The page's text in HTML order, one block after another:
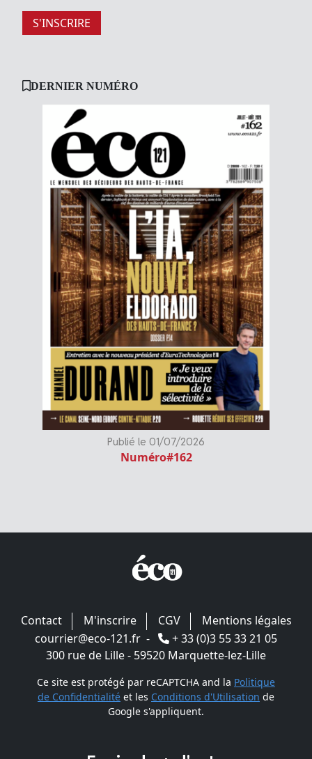
S'INSCRIRE
DERNIER NUMÉRO
Publié le 01/07/2026
Numéro#162
Contact M'inscrire CGV
Mentions légales
courrier@eco-121.fr -
+ 33 (0)3 55 33 21 05
300 rue de Lille - 59520 Marquette-lez-Lille
Ce site est protégé par reCAPTCHA and la Politique
de Confidentialitéet les Conditions d'Utilisation de
Google s'appliquent.